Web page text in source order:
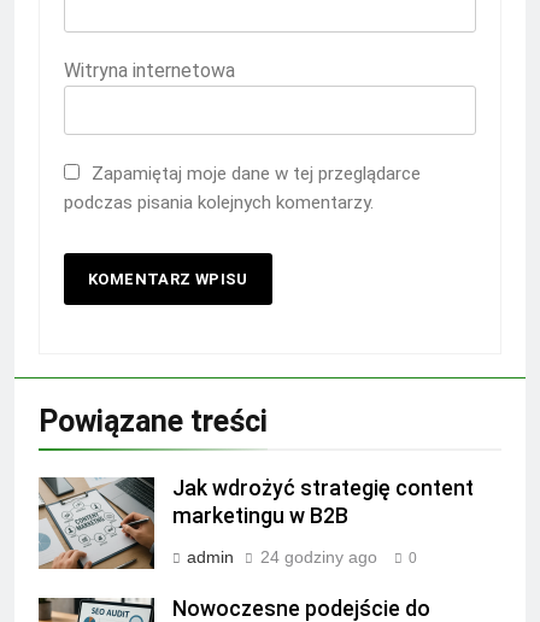
Witryna internetowa
Zapamiętaj moje dane w tej przeglądarce
podczas pisania kolejnych komentarzy.
Powiązane treści
Jak wdrożyć strategię content
marketingu w B2B
admin 24 godziny ago 0
Nowoczesne podejście do